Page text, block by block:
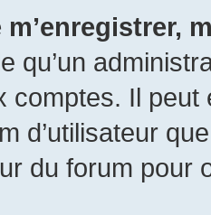
qu’un
comptes. Il
d’utilisateur
du forum pour